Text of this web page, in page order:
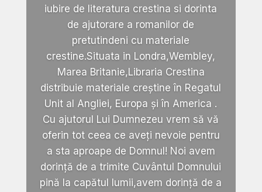
iubire de literatura crestina si dorinta
de ajutorare a romanilor de
pretutindeni cu materiale
crestine.Situata in Londra,Wembley,
Marea Britanie,Libraria Crestina
distribuie materiale creștine în Regatul
Unit al Angliei, Europa și în America .
Cu ajutorul Lui Dumnezeu vrem să vă
oferin tot ceea ce aveți nevoie pentru
a sta aproape de Domnul! Noi avem
dorință de a trimite Cuvântul Domnului
pină la capătul lumii,avem dorință de a